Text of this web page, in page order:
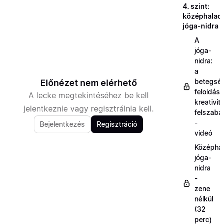
Előnézet nem elérhető
A lecke megtekintéséhez be kell
jelentkeznie vagy regisztrálnia kell.
Bejelentkezés Regisztráció
4. szint:
jóga-nidra
A
jóga-
nidra:
a
-
videó
jóga-
nidra
-
zene
nélkül
(32
perc)